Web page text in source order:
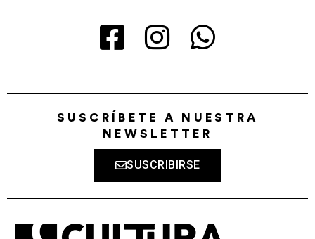
SUSCRÍBETE A NUESTRA
NEWSLETTER
SUSCRIBIRSE